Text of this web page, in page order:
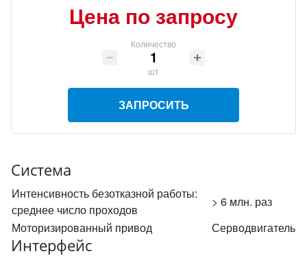
Цена по запросу
Количество
шт
ЗАПРОСИТЬ
Система
Интенсивность безотказной работы:
среднее число проходов
> 6 млн. раз
Моторизированный привод
Серводвигатель
Интерфейс